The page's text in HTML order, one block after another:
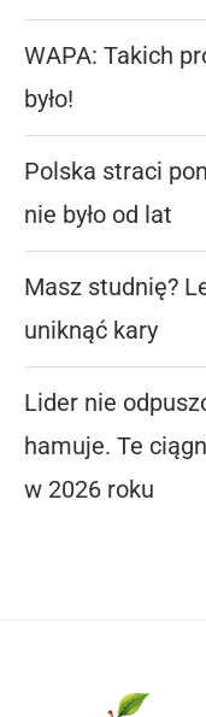
WAPA: Takich
było!
Polska straci
nie było od lat
Masz studnię?
uniknąć kary
Lider nie
hamuje. Te
w 2026 roku